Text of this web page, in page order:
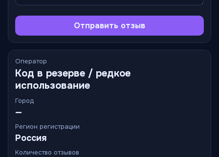
Отправить отзыв
Оператор
Код в резерве / редкое
использование
Город
—
Регион регистрации
Россия
Количество отзывов